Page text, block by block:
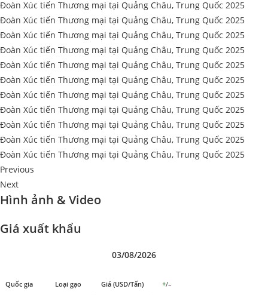
Đoàn Xúc tiến Thương mại tại Quảng Châu, Trung Quốc 2025
Đoàn Xúc tiến Thương mại tại Quảng Châu, Trung Quốc 2025
Đoàn Xúc tiến Thương mại tại Quảng Châu, Trung Quốc 2025
Đoàn Xúc tiến Thương mại tại Quảng Châu, Trung Quốc 2025
Đoàn Xúc tiến Thương mại tại Quảng Châu, Trung Quốc 2025
Đoàn Xúc tiến Thương mại tại Quảng Châu, Trung Quốc 2025
Đoàn Xúc tiến Thương mại tại Quảng Châu, Trung Quốc 2025
Đoàn Xúc tiến Thương mại tại Quảng Châu, Trung Quốc 2025
Đoàn Xúc tiến Thương mại tại Quảng Châu, Trung Quốc 2025
Đoàn Xúc tiến Thương mại tại Quảng Châu, Trung Quốc 2025
Đoàn Xúc tiến Thương mại tại Quảng Châu, Trung Quốc 2025
Previous
Next
Hình ảnh & Video
Giá xuất khẩu
03/08/2026
Quốc gia Loại gạo Giá (USD/Tấn) +/–